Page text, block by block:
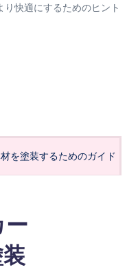
快適にするためのヒント
を塗装するためのガイド